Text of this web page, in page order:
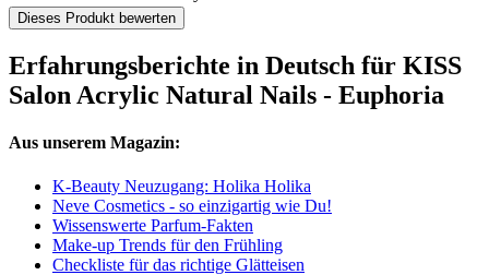
Dieses Produkt bewerten
Erfahrungsberichte in Deutsch für KISS
Salon Acrylic Natural Nails - Euphoria
Aus unserem Magazin:
K-Beauty Neuzugang: Holika Holika
Neve Cosmetics - so einzigartig wie Du!
Wissenswerte Parfum-Fakten
Make-up Trends für den Frühling
Checkliste für das richtige Glätteisen